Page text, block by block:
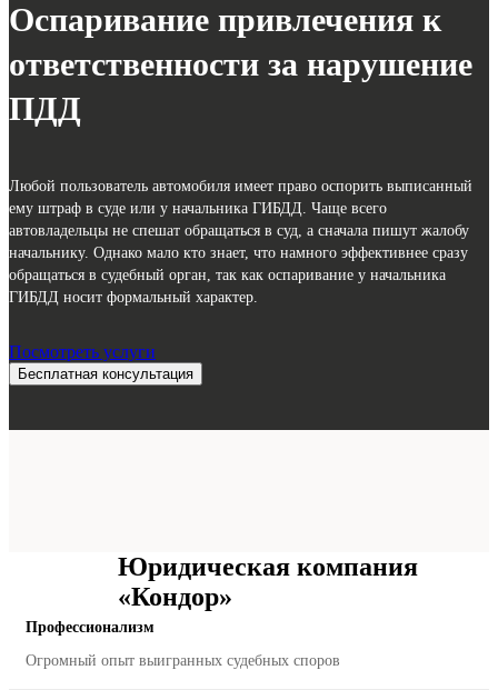
Оспаривание привлечения к
ответственности за нарушение
ПДД
Любой пользователь автомобиля имеет право оспорить выписанный
ему штраф в суде или у начальника ГИБДД. Чаще всего
автовладельцы не спешат обращаться в суд, а сначала пишут жалобу
начальнику. Однако мало кто знает, что намного эффективнее сразу
обращаться в судебный орган, так как оспаривание у начальника
ГИБДД носит формальный характер.
Посмотреть услуги
Бесплатная консультация
Юридическая компания
«Кондор»
Профессионализм
Огромный опыт выигранных судебных споров